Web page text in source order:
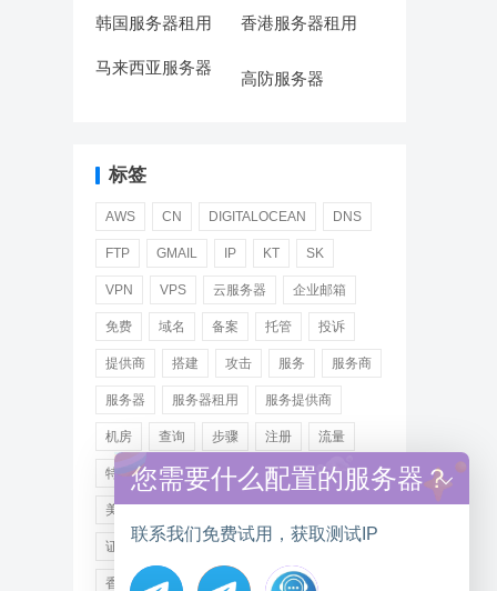
韩国服务器租用 香港服务器租用
马来西亚服务器
高防服务器
标签
AWS CN DIGITALOCEAN DNS
FTP GMAIL IP KT SK
VPN VPS 云服务器 企业邮箱
免费 域名 备案 托管 投诉
提供商 搭建 攻击 服务 服务商
服务器 服务器租用 服务提供商
机房 查询 步骤 注册 流量
特价 用户 租用 网站 网络
美国 美国服务器 美国服务器租用
证书 远程 选择 邮箱 阿里
香港服务器租用
您需要什么配置的服务器？
联系我们免费试用，获取测试IP